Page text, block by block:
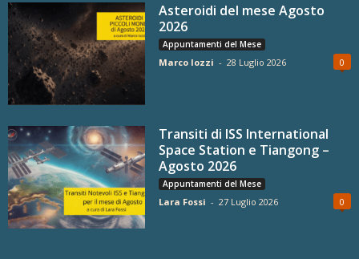
Asteroidi del mese Agosto
2026
Appuntamenti del Mese
Marco Iozzi - 28 Luglio 2026 0
Transiti di ISS International
Space Station e Tiangong –
Agosto 2026
Appuntamenti del Mese
Lara Fossi - 27 Luglio 2026 0